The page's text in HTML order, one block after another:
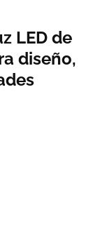
LED de
diseño,